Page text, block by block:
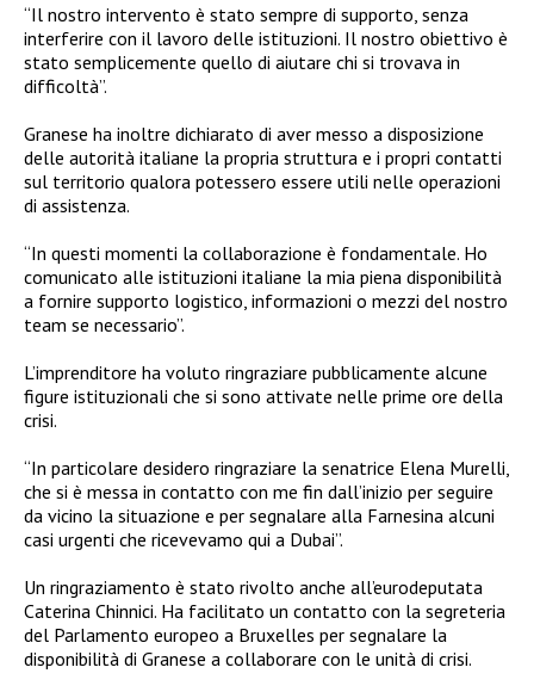
“Il nostro intervento è stato sempre di supporto, senza
interferire con il lavoro delle istituzioni. Il nostro obiettivo è
stato semplicemente quello di aiutare chi si trovava in
difficoltà”.
Granese ha inoltre dichiarato di aver messo a disposizione
delle autorità italiane la propria struttura e i propri contatti
sul territorio qualora potessero essere utili nelle operazioni
di assistenza.
“In questi momenti la collaborazione è fondamentale. Ho
comunicato alle istituzioni italiane la mia piena disponibilità
a fornire supporto logistico, informazioni o mezzi del nostro
team se necessario”.
L’imprenditore ha voluto ringraziare pubblicamente alcune
figure istituzionali che si sono attivate nelle prime ore della
crisi.
“In particolare desidero ringraziare la senatrice Elena Murelli,
che si è messa in contatto con me fin dall’inizio per seguire
da vicino la situazione e per segnalare alla Farnesina alcuni
casi urgenti che ricevevamo qui a Dubai”.
Un ringraziamento è stato rivolto anche all’eurodeputata
Caterina Chinnici. Ha facilitato un contatto con la segreteria
del Parlamento europeo a Bruxelles per segnalare la
disponibilità di Granese a collaborare con le unità di crisi.